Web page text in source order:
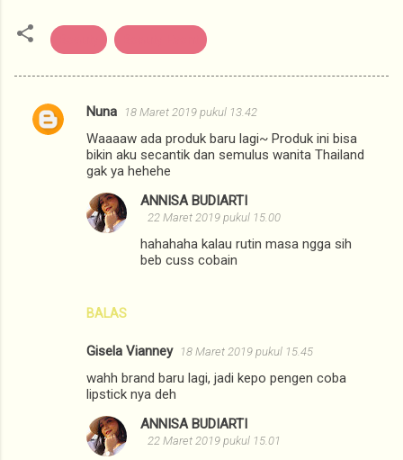
K
Nuna 18 Maret 2019 pukul 13.42
Waaaaw ada produk baru lagi~ Produk ini bisa
bikin aku secantik dan semulus wanita Thailand
gak ya hehehe
BALAS
ANNISA BUDIARTI
22 Maret 2019 pukul 15.00
hahahaha kalau rutin masa ngga sih
beb cuss cobain
Gisela Vianney 18 Maret 2019 pukul 15.45
wahh brand baru lagi, jadi kepo pengen coba
lipstick nya deh
ANNISA BUDIARTI
22 Maret 2019 pukul 15.01